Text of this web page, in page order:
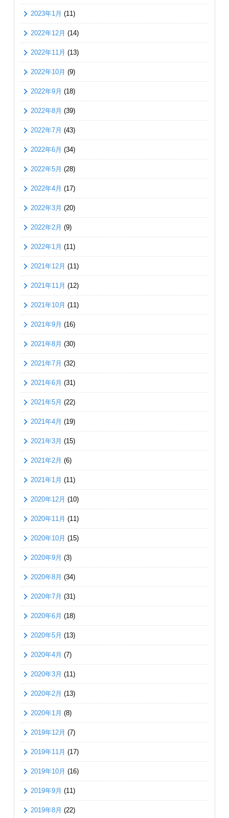
2023年1月 (11)
2022年12月 (14)
2022年11月 (13)
2022年10月 (9)
2022年9月 (18)
2022年8月 (39)
2022年7月 (43)
2022年6月 (34)
2022年5月 (28)
2022年4月 (17)
2022年3月 (20)
2022年2月 (9)
2022年1月 (11)
2021年12月 (11)
2021年11月 (12)
2021年10月 (11)
2021年9月 (16)
2021年8月 (30)
2021年7月 (32)
2021年6月 (31)
2021年5月 (22)
2021年4月 (19)
2021年3月 (15)
2021年2月 (6)
2021年1月 (11)
2020年12月 (10)
2020年11月 (11)
2020年10月 (15)
2020年9月 (3)
2020年8月 (34)
2020年7月 (31)
2020年6月 (18)
2020年5月 (13)
2020年4月 (7)
2020年3月 (11)
2020年2月 (13)
2020年1月 (8)
2019年12月 (7)
2019年11月 (17)
2019年10月 (16)
2019年9月 (11)
2019年8月 (22)